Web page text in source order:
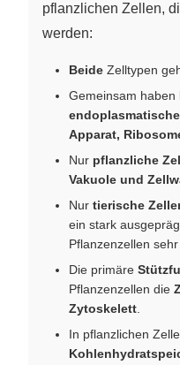
pflanzlichen Zellen,
werden:
Beide Zelltypen
Gemeinsam haben
Apparat,
Nur pflanzliche
Vakuole und
Nur tierische
ein stark
Pflanzenzellen
Die primäre
Pflanzenzellen die
Zytoskelett
In pflanzlichen